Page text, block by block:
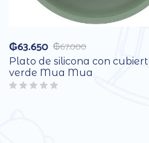
₲67.000
₲63.650
Plato de silicona con
verde Mua Mua